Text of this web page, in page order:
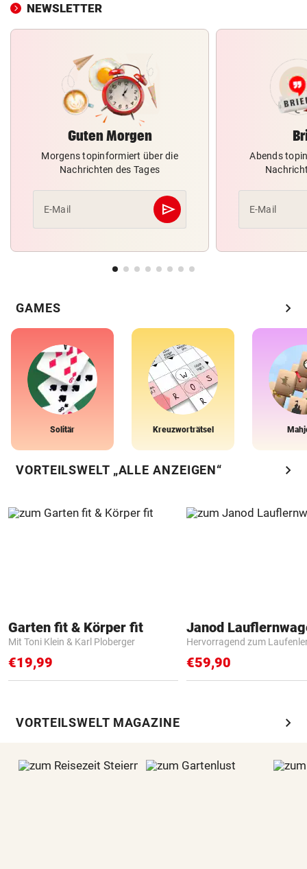
NEWSLETTER
Guten Morgen
Morgens topinformiert über die
Nachrichten des Tages
E-Mail send
Abschicken
Abends
E-Mail
GAMES chevron_right
Solitär Kreuzworträtsel
VORTEILSWELT „ALLE ANZEIGEN“ chevron_right
Garten fit & Körper fit
Mit Toni Klein & Karl Ploberger
€19,99
Janod
Hervorragend zum
€59,90
VORTEILSWELT MAGAZINE chevron_right